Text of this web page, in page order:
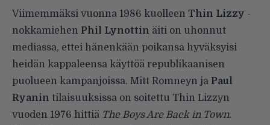
Viimemmäksi vuonna 1986 kuolleen Thin Lizzy -
nokkamiehen Phil Lynottin äiti on uhonnut
mediassa, ettei hänenkään poikansa hyväksyisi
heidän kappaleensa käyttöä republikaanisen
puolueen kampanjoissa. Mitt Romneyn ja Paul
Ryanin tilaisuuksissa on soitettu Thin Lizzyn
vuoden 1976 hittiä The Boys Are Back in Town.